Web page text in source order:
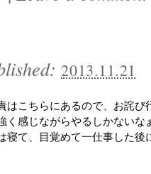
2013.11.21
はこちらにあるので、お詫び
く感じながらやるしかないな
寝て、目覚めて一仕事した後